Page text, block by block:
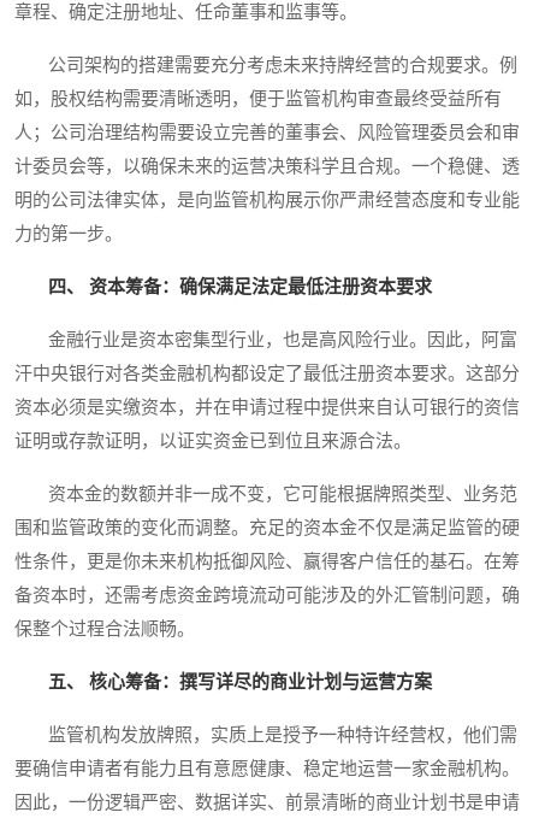
章程、确定注册地址、任命董事和监事等。
公司架构的搭建需要充分考虑未来持牌经营的合规要求。例
如，股权结构需要清晰透明，便于监管机构审查最终受益所有
人；公司治理结构需要设立完善的董事会、风险管理委员会和审
计委员会等，以确保未来的运营决策科学且合规。一个稳健、透
明的公司法律实体，是向监管机构展示你严肃经营态度和专业能
力的第一步。
四、 资本筹备：确保满足法定最低注册资本要求
金融行业是资本密集型行业，也是高风险行业。因此，阿富
汗中央银行对各类金融机构都设定了最低注册资本要求。这部分
资本必须是实缴资本，并在申请过程中提供来自认可银行的资信
证明或存款证明，以证实资金已到位且来源合法。
资本金的数额并非一成不变，它可能根据牌照类型、业务范
围和监管政策的变化而调整。充足的资本金不仅是满足监管的硬
性条件，更是你未来机构抵御风险、赢得客户信任的基石。在筹
备资本时，还需考虑资金跨境流动可能涉及的外汇管制问题，确
保整个过程合法顺畅。
五、 核心筹备：撰写详尽的商业计划与运营方案
监管机构发放牌照，实质上是授予一种特许经营权，他们需
要确信申请者有能力且有意愿健康、稳定地运营一家金融机构。
因此，一份逻辑严密、数据详实、前景清晰的商业计划书是申请